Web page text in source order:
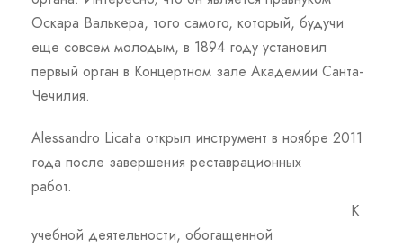
Оскара Валькера, того самого, который, будучи
еще совсем молодым, в 1894 году установил
первый орган в Концертном зале Академии Санта-
Чечилия.
Alessandro Licata открыл инструмент в ноябре 2011
года после завершения реставрационных
работ.
К
учебной деятельности, обогащенной